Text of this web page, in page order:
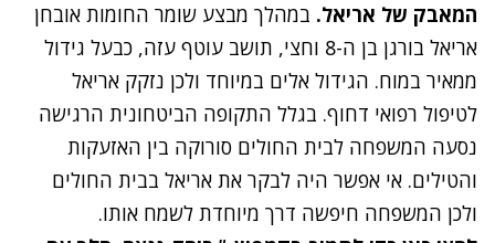
המאבק של אריאל. במהלך מבצע שומר החומות אובחן
אריאל בורגן בן ה-8 וחצי, תושב עוטף עזה, כבעל גידול
ממאיר במוח. הגידול אלים במיוחד ולכן נזקק אריאל
לטיפול רפואי דחוף. בגלל התקופה הביטחונית הרגישה
נסעה המשפחה לבית החולים סורוקה בין האזעקות
והטילים. אי אפשר היה לבקר את אריאל בבית החולים
ולכן המשפחה חיפשה דרך מיוחדת לשמח אותו.